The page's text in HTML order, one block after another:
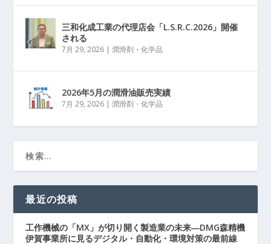
三和化成工業の代理店会「L.S.R.C.2026」開催
される
7月 29, 2026 |潤滑剤・化学品
2026年5月の潤滑油販売実績
7月 29, 2026 |潤滑剤・化学品
最近の投稿
工作機械の「MX」が切り開く製造業の未来―DMG森精機
伊賀事業所に見るデジタル・自動化・環境対策の最前線